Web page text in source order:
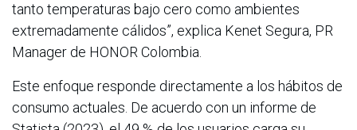
tanto temperaturas bajo cero como ambientes
extremadamente cálidos”, explica Kenet Segura, PR
Manager de HONOR Colombia.
Este enfoque responde directamente a los hábitos de
consumo actuales. De acuerdo con un informe de